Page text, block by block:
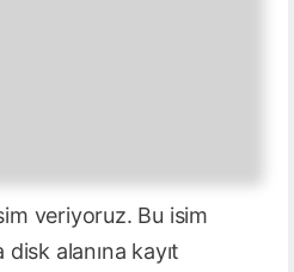
veriyoruz. Bu isim
alanına kayıt